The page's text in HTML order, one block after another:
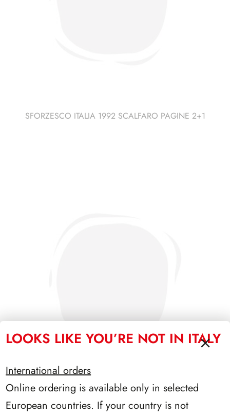
SFORZESCO ITALIA 1992 SCALFARO PAGINE 2+1
SFORZESCO ITALIA 1993 PAGINE 6
LOOKS LIKE YOU’RE NOT IN ITALY
International orders
Online ordering is available only in selected
European countries. If your country is not